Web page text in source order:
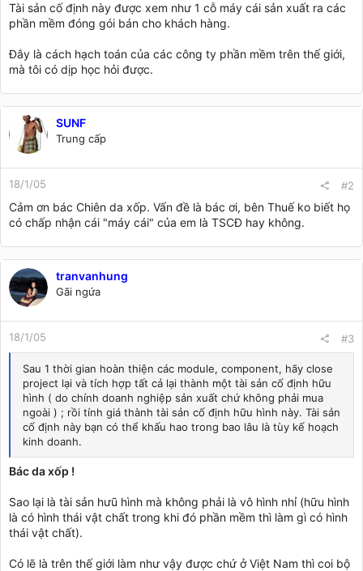
Tài sản cố định này được xem như 1 cỗ máy cái sản xuất ra các
phần mềm đóng gói bán cho khách hàng.
Đây là cách hạch toán của các công ty phần mềm trên thế giới,
mà tôi có dịp học hỏi được.
SUNF
Trung cấp
18/1/05 #2
Cảm ơn bác Chiên da xốp. Vấn đề là bác ơi, bên Thuế ko biết họ
có chấp nhận cái "máy cái" của em là TSCĐ hay không.
tranvanhung
Gãi ngứa
18/1/05 #3
Sau 1 thời gian hoàn thiện các module, component, hãy close
project lại và tích hợp tất cả lại thành một tài sản cố định hữu
hình ( do chính doanh nghiệp sản xuất chứ không phải mua
ngoài ) ; rồi tính giá thành tài sản cố định hữu hình này. Tài sản
cố định này bạn có thể khấu hao trong bao lâu là tùy kế hoạch
kinh doanh.
Bác da xốp !
Sao lại là tài sản hưũ hình mà không phải là vô hình nhỉ (hữu hình
là có hình thái vật chất trong khi đó phần mềm thì làm gì có hình
thái vật chất).
Có lẽ là trên thế giới làm như vậy được chứ ở Việt Nam thì coi bộ